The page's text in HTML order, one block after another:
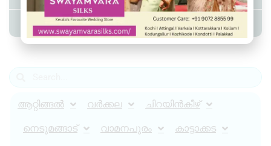
Admin YS June 1, 2026 7:41 pm
ആറ്റിങ്ങൽ വർക്കല ചിറയിൻകീഴ്
നെടുമങ്ങാട് വാമനപുരം കാട്ടാക്കട